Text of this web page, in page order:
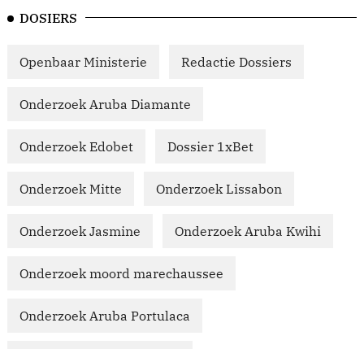
DOSIERS
Openbaar Ministerie Redactie Dossiers
Onderzoek Aruba Diamante
Onderzoek Edobet Dossier 1xBet
Onderzoek Mitte Onderzoek Lissabon
Onderzoek Jasmine Onderzoek Aruba Kwihi
Onderzoek moord marechaussee
Onderzoek Aruba Portulaca